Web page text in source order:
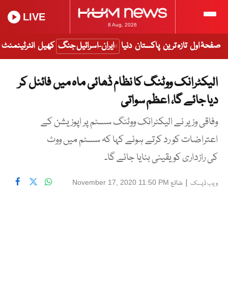
8 Aug, 2026
LIVE
صفحۂ اول تازہ ترین پاکستان دنیا ایران-اسرائیل جنگ کھیل انٹرٹینمنٹ
الیکٹرانک ووٹنگ کا نظام ڈھائی ماہ میں فائنل کر
دیا جائے گا، اعظم سواتی
وفاقی وزیر نے الیکٹرانک ووٹنگ سسٹم پر اپوزیشن کے
اعتراضات کو رد کرتے ہوئے کہا کہ سسٹم میں ووٹ
کی رازداری کو یقینی بنایا جائے گا۔
ویب ڈیسک | شائع November 17, 2020 11:50 PM